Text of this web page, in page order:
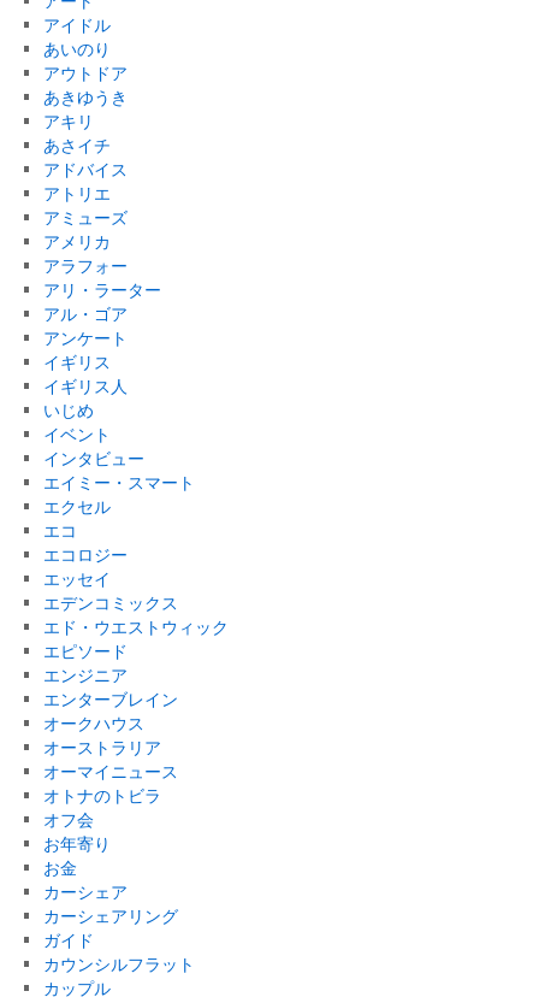
アイドル
あいのり
アウトドア
あきゆうき
アキリ
あさイチ
アドバイス
アトリエ
アミューズ
アメリカ
アラフォー
アリ・ラーター
アル・ゴア
アンケート
イギリス
イギリス人
いじめ
イベント
インタビュー
エイミー・スマート
エクセル
エコ
エコロジー
エッセイ
エデンコミックス
エド・ウエストウィック
エピソード
エンジニア
エンターブレイン
オークハウス
オーストラリア
オーマイニュース
オトナのトビラ
オフ会
お年寄り
お金
カーシェア
カーシェアリング
ガイド
カウンシルフラット
カップル